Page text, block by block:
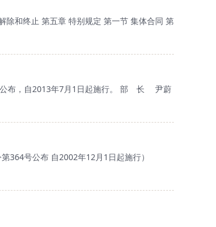
除和终止 第五章 特别规定 第一节 集体合同 第
公布，自2013年7月1日起施行。 部 长 尹蔚
364号公布 自2002年12月1日起施行）